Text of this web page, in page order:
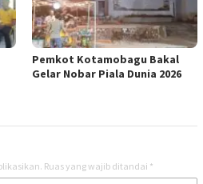
Pemkot Kotamobagu Bakal
Gelar Nobar Piala Dunia 2026
Ruas yang wajib ditandai *